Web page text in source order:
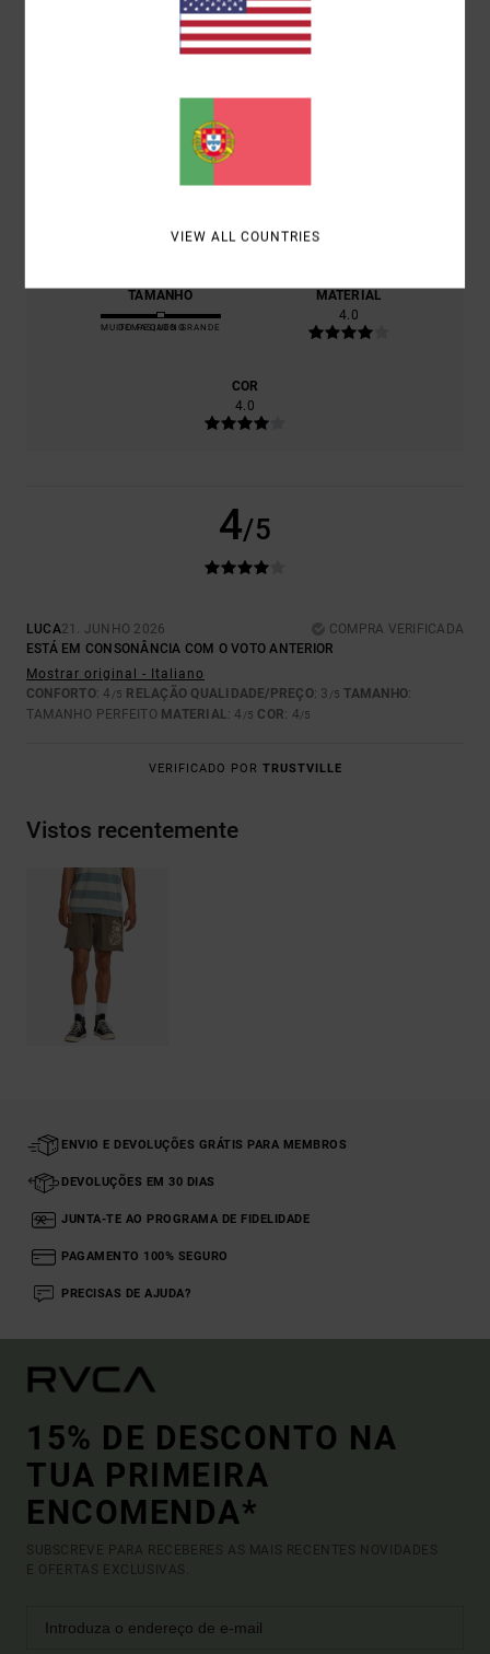
2026
0% DOS NOSSOS CLIENTES RECOMENDAM ESTE
TAMANHO
MUITO PEQUENO
DEMASIADO GRANDE
MATERIAL
4.0
COR
4.0
4/5
LUCA21. JUNHO 2026
COMPRA VERIFICADA
ESTÁ EM CONSONÂNCIA COM O VOTO ANTERIOR
Mostrar original - Italiano
CONFORTO: 4 /5 RELAÇÃO QUALIDADE/PREÇO: 3 /5 TAMANHO:
TAMANHO PERFEITO MATERIAL: 4 /5 COR: 4/5
VERIFICADO POR TRUSTVILLE
Vistos recentemente
ENVIO E DEVOLUÇÕES GRÁTIS PARA MEMBROS
DEVOLUÇÕES EM 30 DIAS
JUNTA-TE AO PROGRAMA DE FIDELIDADE
PAGAMENTO 100% SEGURO
PRECISAS DE AJUDA?
15% DE DESCONTO NA
TUA PRIMEIRA
ENCOMENDA*
SUBSCREVE PARA RECEBERES AS MAIS RECENTES NOVIDADES
E OFERTAS EXCLUSIVAS.
VIEW ALL COUNTRIES